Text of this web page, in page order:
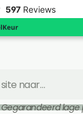
597 Reviews
Gegarandeerd lage